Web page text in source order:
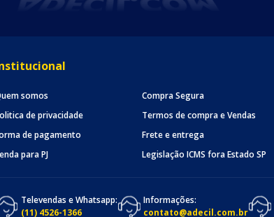
somos Compra Segura
de privacidade
Termos de compra e Vendas
de pagamento
Frete e entrega
para PJ
Legislação ICMS fora Estado SP
Televendas e Whatsapp:
(11) 4526-1366
Informações:
contato@adecil.com.br